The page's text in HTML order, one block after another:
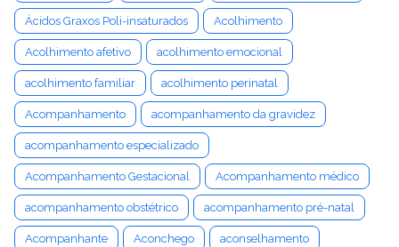
Ácidos Graxos Poli-insaturados Acolhimento
Acolhimento afetivo acolhimento emocional
acolhimento familiar acolhimento perinatal
Acompanhamento acompanhamento da gravidez
acompanhamento especializado
Acompanhamento Gestacional Acompanhamento médico
acompanhamento obstétrico acompanhamento pré-natal
Acompanhante Aconchego aconselhamento